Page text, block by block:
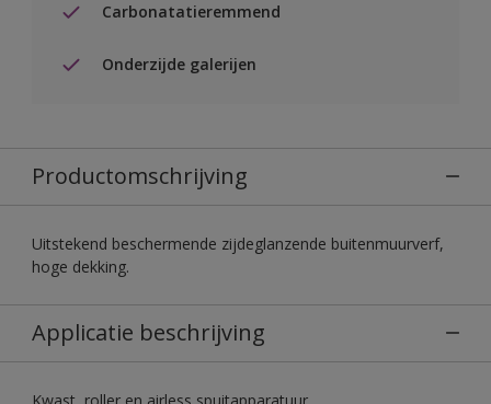
Carbonatatieremmend
Onderzijde galerijen
Productomschrijving
Uitstekend beschermende zijdeglanzende buitenmuurverf,
hoge dekking.
Applicatie beschrijving